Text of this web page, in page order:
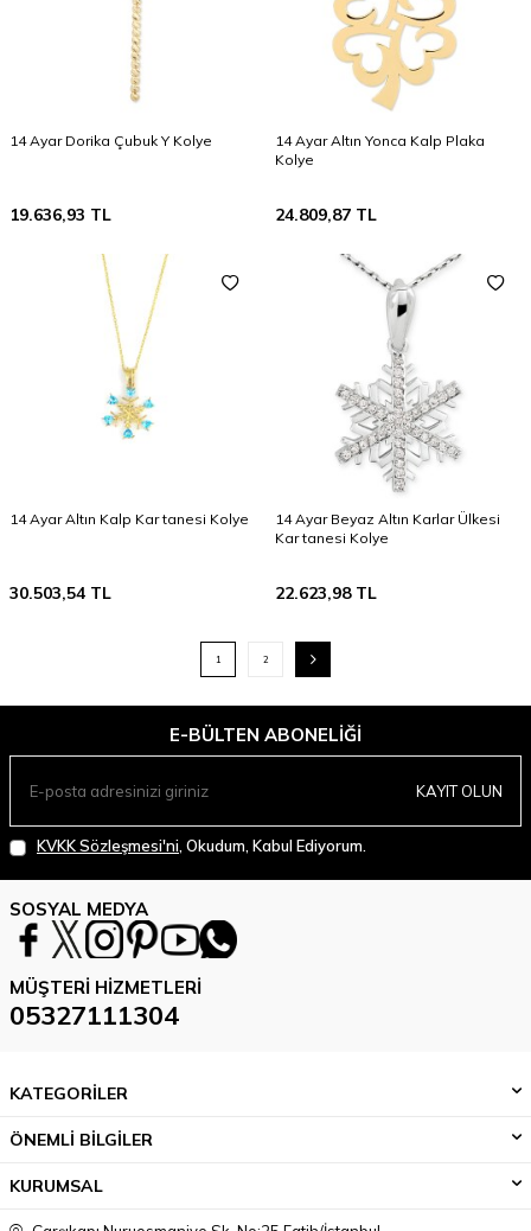
14 Ayar Dorika Çubuk Y Kolye
19.636,93 TL
14 Ayar Altın Yonca Kalp Plaka
Kolye
24.809,87 TL
14 Ayar Altın Kalp Kar tanesi Kolye
30.503,54 TL
14 Ayar Beyaz Altın Karlar Ülkesi
Kar tanesi Kolye
22.623,98TL
1 2
E-BÜLTEN ABONELIĞI
KAYIT OLUN
KVKK Sözleşmesi'ni , Okudum, Kabul Ediyorum.
SOSYAL MEDYA
MÜŞTERI HIZMETLERI
05327111304
KATEGORİLER
ÖNEMLİ BİLGİLER
KURUMSAL